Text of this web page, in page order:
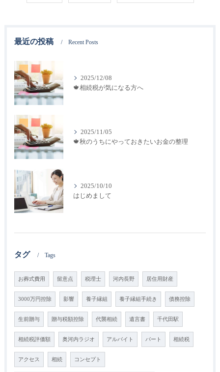
最近の投稿 Recent Posts
2025/12/08
🍁相続税が気になる方へ
2025/11/05
🍁秋のうちにやっておきたいお金の整理
2025/10/10
はじめまして
タグ Tags
お葬式費用 留意点 税理士 河内長野 居住用財産
3000万円控除 影響 養子縁組 養子縁組手続き 債務控除
生前贈与 贈与税額控除 代襲相続 遺言書 千代田駅
相続税評価額 奥河内ラジオ アルバイト パート 相続税
アクセス 相続 コンセプト